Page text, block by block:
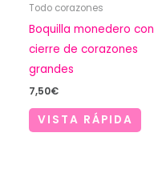
Todo corazones
Boquilla monedero con
cierre de corazones
grandes
7,50€
VISTA RÁPIDA